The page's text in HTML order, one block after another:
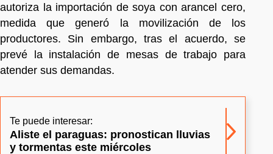
autoriza la importación de soya con arancel cero,
medida que generó la movilización de los
productores. Sin embargo, tras el acuerdo, se
prevé la instalación de mesas de trabajo para
atender sus demandas.
Te puede interesar:
Aliste el paraguas: pronostican lluvias
y tormentas este miércoles